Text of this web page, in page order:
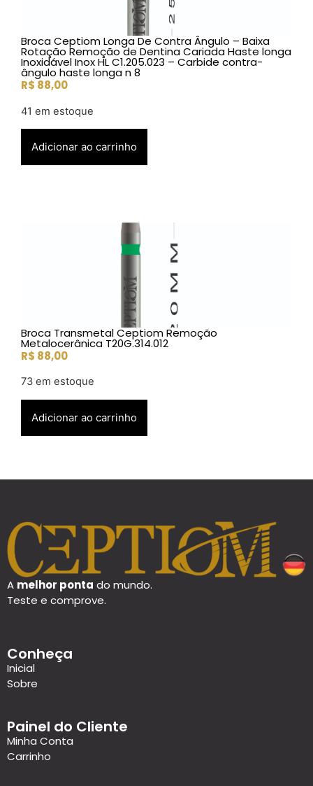
Broca Ceptiom Longa De Contra Ângulo – Baixa
Rotação Remoção de Dentina Cariada Haste longa
Inoxidável Inox HL C1.205.023 – Carbide contra-
ângulo haste longa n 8
R$ 88,00
41 em estoque
Adicionar ao carrinho
Broca Transmetal Ceptiom Remoção
Metalocerânica T20G.314.012
R$ 88,00
73 em estoque
Adicionar ao carrinho
A melhor ponta do mundo.
Teste e comprove.
Conheça
Inicial
Sobre
Painel do Cliente
Minha Conta
Carrinho